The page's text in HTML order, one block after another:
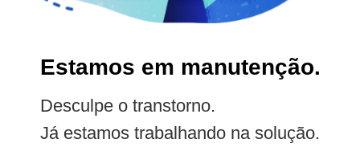
Estamos em manutenção.
Desculpe o transtorno.
Já estamos trabalhando na solução.